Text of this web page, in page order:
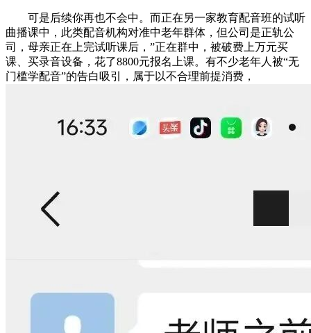
可是后续你再也不会中。而正在另一家教育配音班的试听
曲播课中，此类配音机构对准中老年群体，但公司是正轨公
司，母亲正在上完试听课后，”正在群中，被破费上万元买
课、买录音设备，花了8800元报名上课。有不少老年人被“无
门槛学配音”的告白吸引，属于以不合理前提消费，